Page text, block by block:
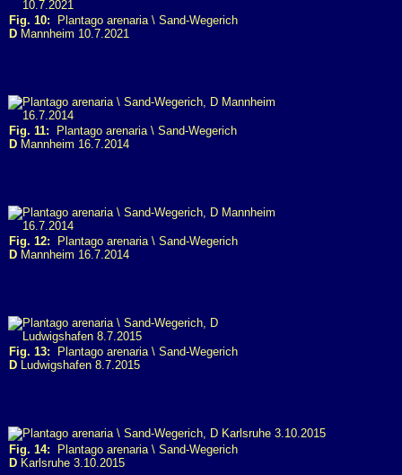
Fig. 10: Plantago arenaria \ Sand-Wegerich
D Mannheim 10.7.2021
Fig. 11: Plantago arenaria \ Sand-Wegerich
D Mannheim 16.7.2014
Fig. 12: Plantago arenaria \ Sand-Wegerich
D Mannheim 16.7.2014
Fig. 13: Plantago arenaria \ Sand-Wegerich
D Ludwigshafen 8.7.2015
Fig. 14: Plantago arenaria \ Sand-Wegerich
D Karlsruhe 3.10.2015